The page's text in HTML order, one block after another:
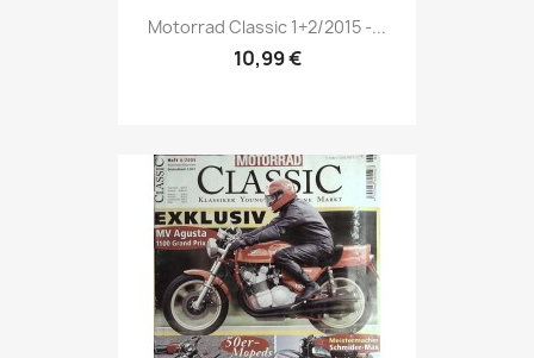
Vorschau
Motorrad Classic 1+2/2015 -...
10,99 €